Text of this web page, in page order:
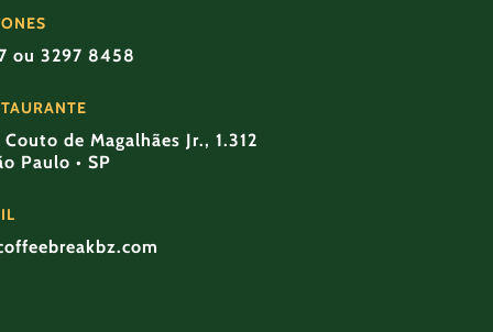
ou 3297 8458
de Magalhães Jr., 1.312
Paulo • SP